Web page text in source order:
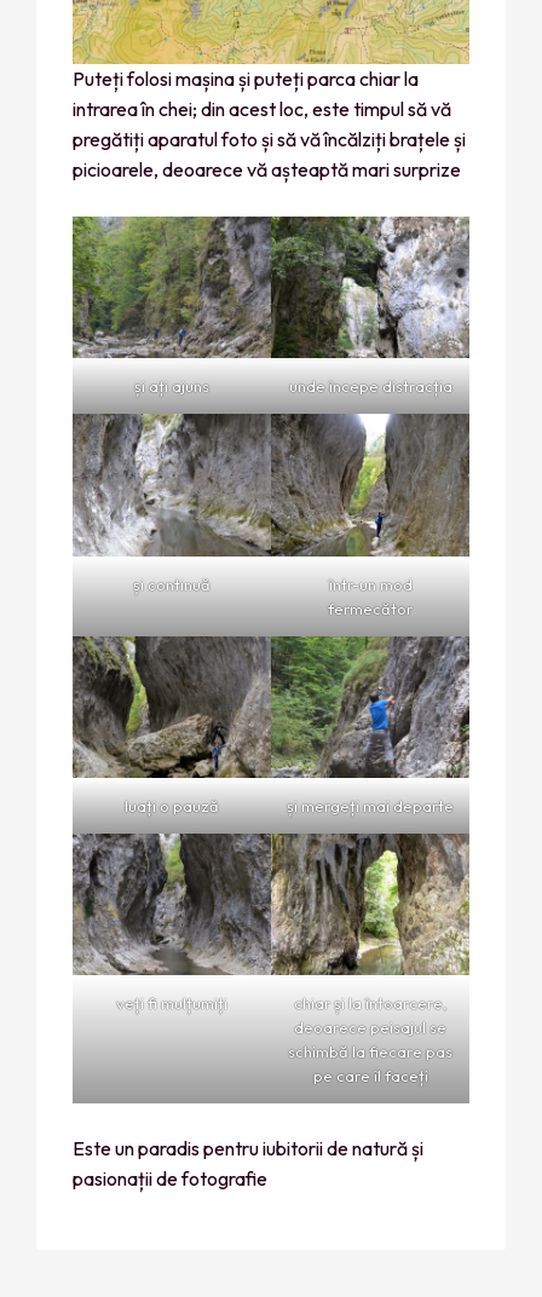
Puteți folosi mașina și puteți parca chiar la
intrarea în chei; din acest loc, este timpul să vă
pregătiți aparatul foto și să vă încălziți brațele și
picioarele, deoarece vă așteaptă mari surprize
și ați ajuns unde începe distracția
și continuă
într-un mod
fermecător
luați o pauză și mergeți mai departe
veți fi mulțumiți
chiar și la întoarcere,
deoarece peisajul se
schimbă la fiecare pas
pe care îl faceți
Este un paradis pentru iubitorii de natură și
pasionații de fotografie